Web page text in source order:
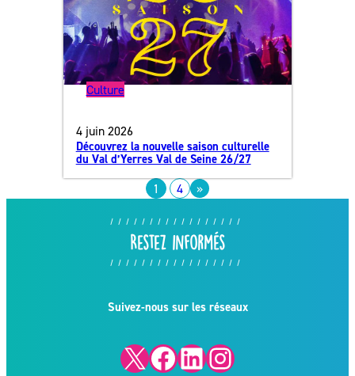
Culture
4 juin 2026
Découvrez la nouvelle saison culturelle
du Val d’Yerres Val de Seine 26/27
1 4 »
Restez informés
Suivez-nous sur les réseaux
X Facebook LinkedIn Instagram